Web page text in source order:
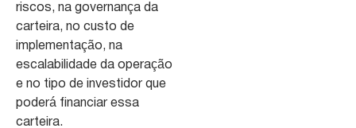
riscos, na governança da
carteira, no custo de
implementação, na
escalabilidade da operação
e no tipo de investidor que
poderá financiar essa
carteira.